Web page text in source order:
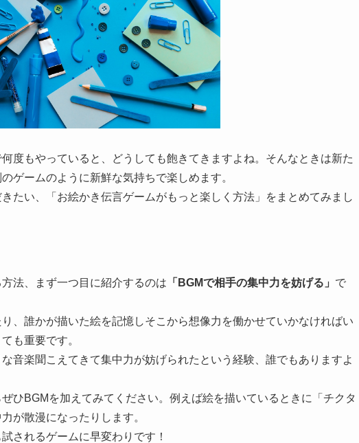
度もやっていると、どうしても飽きてきますよね。 そんなときは新た
ゲームのように新鮮な気持ちで楽しめます。
たい、「お絵かき伝言ゲームがもっと楽しく方法」をまとめてみまし
法、まず一つ目に紹介するのは 「BGMで相手の集中力を妨げる」 で
、誰かが描いた絵を記憶しそこから想像力を働かせていかなければい
も重要です。
音楽聞こえてきて集中力が妨げられたという経験、誰でもありますよ
ひBGMを加えてみてください。 例えば絵を描いているときに「チクタ
が散漫になったりします。
されるゲームに早変わりです！